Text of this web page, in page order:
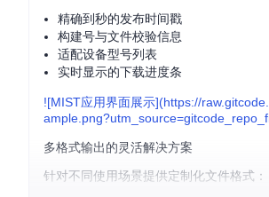
精确到秒的发布时间戳
构建号与文件校验信息
适配设备型号列表
实时显示的下载进度条
![MIST应用界面展示](https://
多格式输出的灵活解决方案
针对不同使用场景提供定制化文件格式：